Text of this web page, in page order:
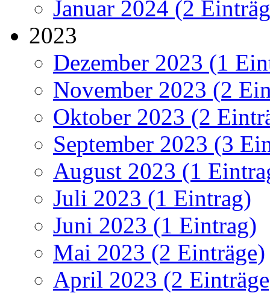
Januar 2024 (2
2023
Dezember 2023 (1
November 2023 (2
Oktober 2023 (2
September 2023 (3
August 2023 (1
Juli 2023 (1 Eintrag)
Juni 2023 (1 Eintrag)
Mai 2023 (2 Einträge)
April 2023 (2